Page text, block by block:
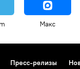
Макс
Пресс-релизы